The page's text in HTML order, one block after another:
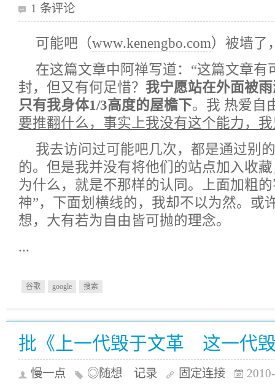
1 条评论
可能吧（www.kenengbo.com）被墙了
在这篇文章中阿禅写道：“这篇文章有
封，但又有何足惜？ 我宁愿站在外面被
只有我身体1/3高度的屋檐下。我 热爱自
要推翻什么，事实上我没有这个能力，
我去访问过可能吧几次，都是通过别
的。但是我并没有将他们的站点加入收
为什么，就是不那样的认同。上面加粗
神”，下面划横线的，我却不以为然。或
想，大有若为自由皆可抛的理念。
...
谷歌 google 搜索
批《上一代毁于文革 这一代
慢一点 ◎随想 记录 固定连接